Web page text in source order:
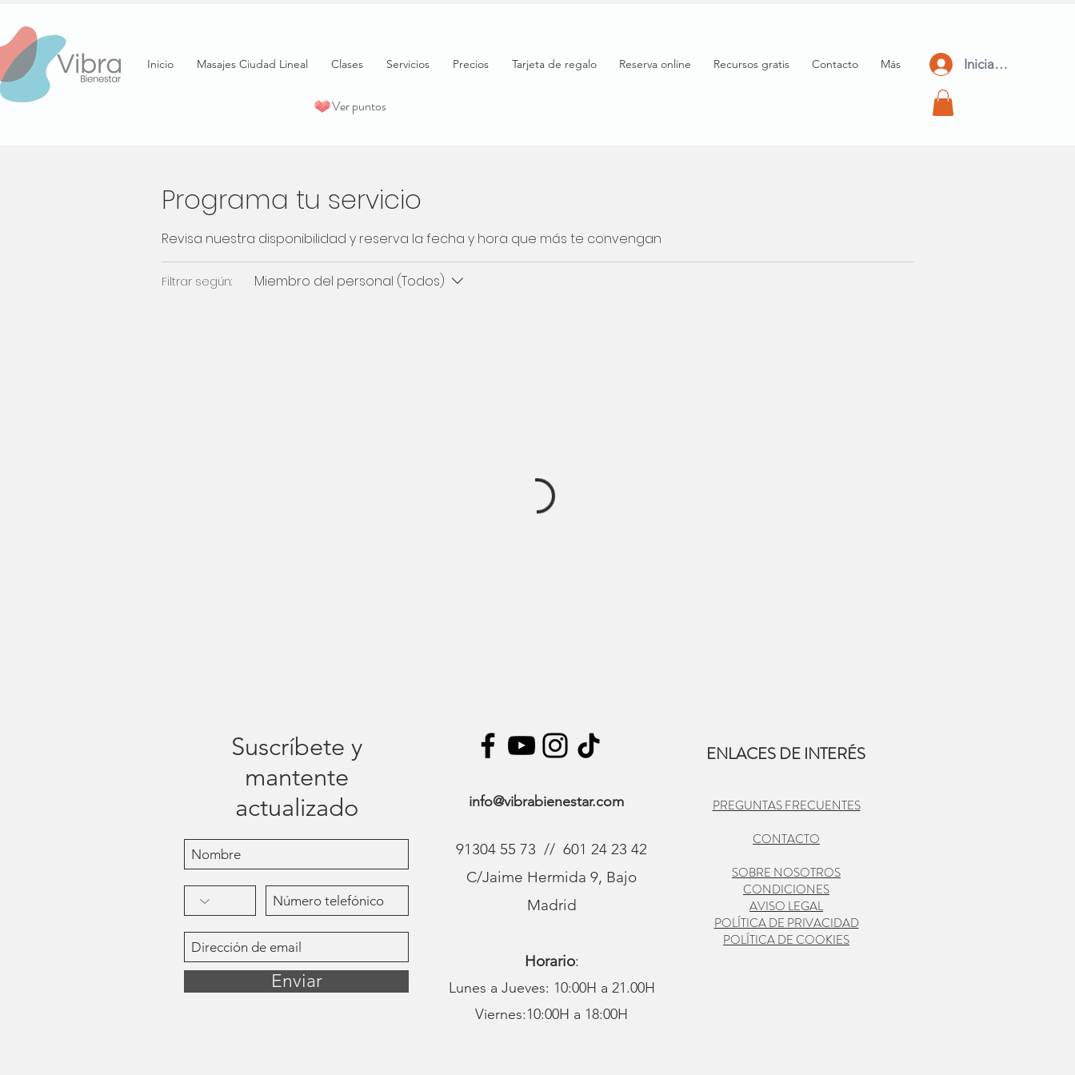
Inicio Masajes Ciudad Lineal Clases Servicios Precios Tarjeta de regalo Reserva online Recursos gratis Contacto Más
Ver puntos
Iniciar Sesión
Programa tu servicio
Revisa nuestra disponibilidad y reserva la fecha y hora que más te convengan
Filtrar según: Miembro del personal (Todos)
Suscríbete y
mantente
actualizado
Enviar
ENLACES DE INTERÉS
info@vibrabienestar.com
91304 55 73 // 601 24 23 42
C/Jaime Hermida 9, Bajo
Madrid
Horario:
Lunes a Jueves: 10:00H a 21.00H
Viernes:10:00H a 18:00H
PREGUNTAS FRECUENTES
CONTACTO
SOBRE NOSOTROS
CONDICIONES
AVISO LEGAL
POLÍTICA DE PRIVACIDAD
POLÍTICA DE COOKIES